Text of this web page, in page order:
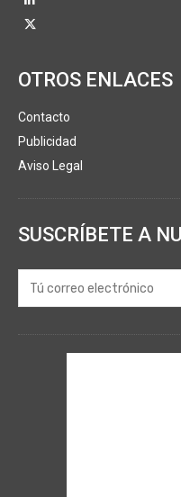
OTROS ENLACES
Contacto
Publicidad
Aviso Legal
SUSCRÍBETE A